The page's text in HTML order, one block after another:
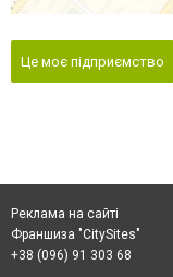
Це моє підприємство
Реклама на сайті
Франшиза "CitySites"
+38 (096) 91 303 68